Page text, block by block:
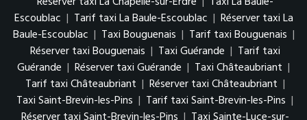
Escoublac | Tarif taxi La Baule-Escoublac | Réserver taxi La
Baule-Escoublac | Taxi Bouguenais | Tarif taxi Bouguenais |
Réserver taxi Bouguenais | Taxi Guérande | Tarif taxi
Guérande | Réserver taxi Guérande | Taxi Châteaubriant |
Tarif taxi Châteaubriant | Réserver taxi Châteaubriant |
Taxi Saint-Brevin-les-Pins | Tarif taxi Saint-Brevin-les-Pins |